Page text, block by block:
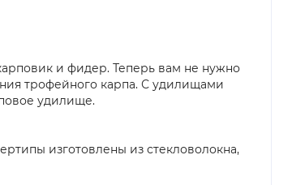
и фидер. Теперь вам не нужно
трофейного карпа. С удилищами
удилище.
изготовлены из стекловолокна,